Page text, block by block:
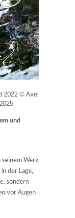
2022 © Axel
und
seinem Werk
in der Lage,
sondern
vor Augen